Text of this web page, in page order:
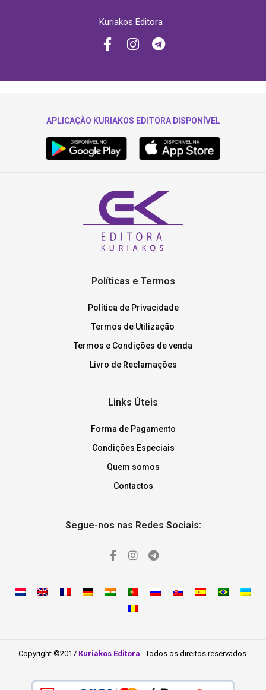
Kuriakos Editora
APLICAÇÃO KURIAKOS EDITORA DISPONÍVEL
Políticas e Termos
Política de Privacidade
Termos de Utilização
Termos e Condições de venda
Livro de Reclamações
Links Úteis
Forma de Pagamento
Condições Especiais
Quem somos
Contactos
Segue-nos nas Redes Sociais:
Copyright ©2017 Kuriakos Editora . Todos os direitos reservados.